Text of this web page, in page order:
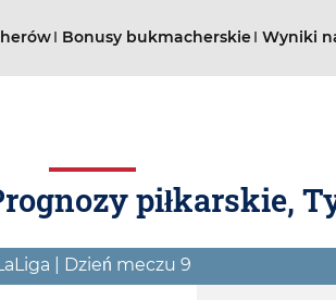
Bonusy bukmacherskie Wyniki
piłkarskie,
| Dzień meczu 9